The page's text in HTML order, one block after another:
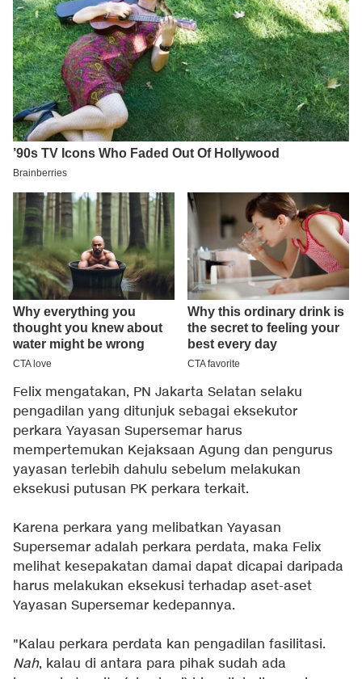
Felix mengatakan, PN Jakarta Selatan selaku
pengadilan yang ditunjuk sebagai eksekutor
perkara Yayasan Supersemar harus
mempertemukan Kejaksaan Agung dan pengurus
yayasan terlebih dahulu sebelum melakukan
eksekusi putusan PK perkara terkait.
Karena perkara yang melibatkan Yayasan
Supersemar adalah perkara perdata, maka Felix
melihat kesepakatan damai dapat dicapai daripada
harus melakukan eksekusi terhadap aset-aset
Yayasan Supersemar kedepannya.
"Kalau perkara perdata kan pengadilan fasilitasi.
Nah, kalau di antara para pihak sudah ada